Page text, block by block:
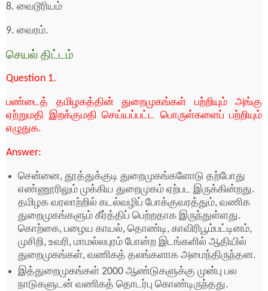
8. வைடூரியம்
9. வைரம்.
செயல் திட்டம்
Question 1.
பண்டைத் தமிழகத்தின் துறைமுகங்கள் பற்றியும் அங்கு
ஏற்றுமதி இறக்குமதி செய்யப்பட்ட பொருள்களைப் பற்றியும்
எழுதுக.
Answer:
சென்னை, தூத்துக்குடி துறைமுகங்களோடு தற்போது
எண்ணூரிலும் முக்கிய துறைமுகம் ஏற்பட இருக்கின்றது.
தமிழக வரலாற்றில் கடல்வழிப் போக்குவரத்தும், வணிக
துறைமுகங்களும் கீர்த்திப் பெற்றதாக இருந்துள்ளது.
கொற்கை, பழைய காயல், தொண்டி, காவிரிபூம்பட்டினம்,
முசிறி, உவரி, மாமல்லபுரம் போன்ற இடங்களில் ஆதியில்
துறைமுகங்கள், வணிகத் தலங்களாக அமைந்திருந்தன.
இத்துறைமுகங்கள் 2000 ஆண்டுகளுக்கு முன்பு பல
நாடுகளுடன் வணிகத் தொடர்பு கொண்டிருந்தது.